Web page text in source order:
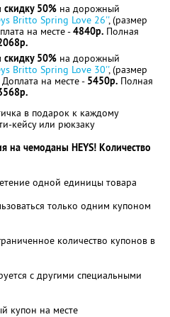
скидку 50% на дорожный
Britto Spring Love 26'', (размер
на месте -4840р. Полная
скидку 50% на дорожный
Britto Spring Love 30'', (размер
на месте - 5450р. Полная
в подарок к каждому
кейсу или рюкзаку
чемоданы HEYS! Количество
одной единицы товара
только одним купоном
количество купонов в
с другими специальными
купон на месте